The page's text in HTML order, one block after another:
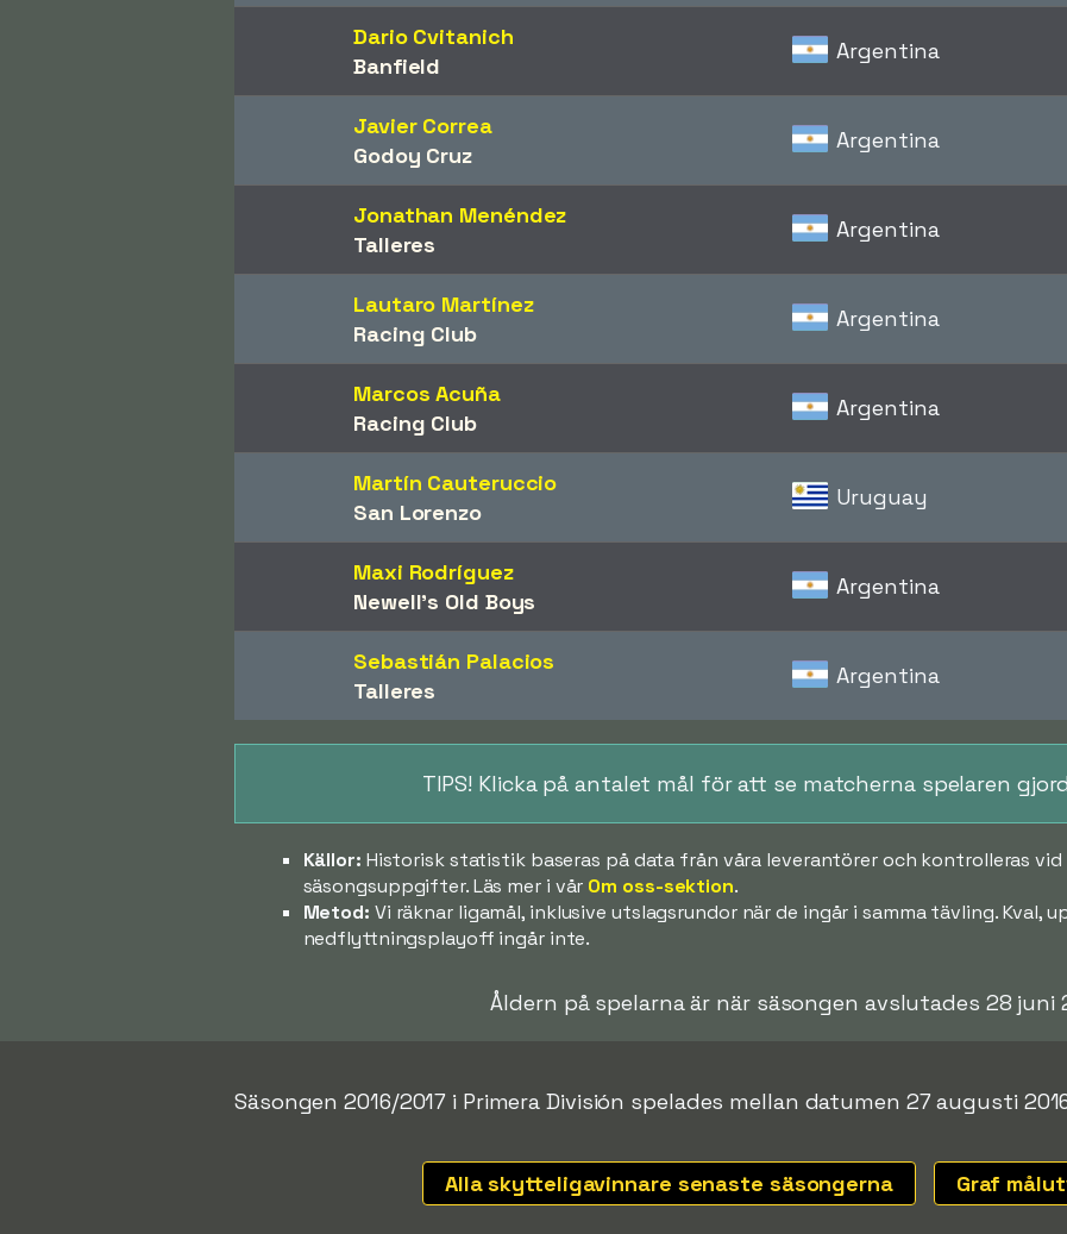
Dario Cvitanich
Banfield
Argentina
Javier Correa
Godoy Cruz
Argentina
Jonathan Menéndez
Talleres
Argentina
Lautaro Martínez
Racing Club
Argentina
Marcos Acuña
Racing Club
Argentina
Martín Cauteruccio
San Lorenzo
Uruguay
Maxi Rodríguez
Newell's Old Boys
Argentina
Sebastián Palacios
Talleres
Argentina
TIPS! Klicka på antalet mål för att se matcherna spelaren
Källor: Historisk statistik baseras på data från våra leverantörer och kontrolleras
säsongsuppgifter. Läs mer i vår Om oss-sektion.
Metod: Vi räknar ligamål, inklusive utslagsrundor när de ingår i samma tävling.
nedflyttningsplayoff ingår inte.
Åldern på spelarna är när säsongen avslutades 28 juni
Säsongen 2016/2017 i Primera División spelades mellan datumen 27 augusti
Alla skytteligavinnare senaste säsongerna Graf